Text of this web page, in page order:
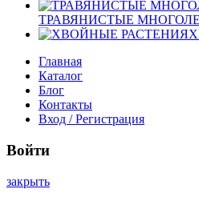
ТРАВЯНИСТЫЕ
Главная
Каталог
Блог
Контакты
Вход / Регистрация
Войти
закрыть